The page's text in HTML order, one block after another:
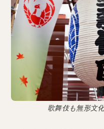
歌舞伎も無形文